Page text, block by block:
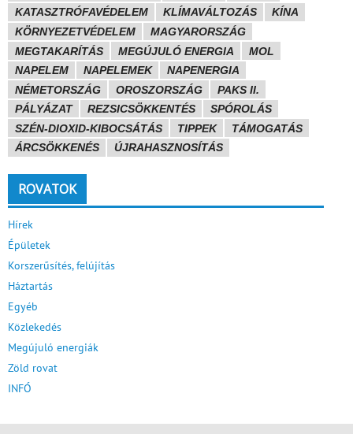
KATASZTRÓFAVÉDELEM
KLÍMAVÁLTOZÁS
KÍNA
KÖRNYEZETVÉDELEM
MAGYARORSZÁG
MEGTAKARÍTÁS
MEGÚJULÓ ENERGIA
MOL
NAPELEM
NAPELEMEK
NAPENERGIA
NÉMETORSZÁG
OROSZORSZÁG
PAKS II.
PÁLYÁZAT
REZSICSÖKKENTÉS
SPÓROLÁS
SZÉN-DIOXID-KIBOCSÁTÁS
TIPPEK
TÁMOGATÁS
ÁRCSÖKKENÉS
ÚJRAHASZNOSÍTÁS
ROVATOK
Hírek
Épületek
Korszerűsítés, felújítás
Háztartás
Egyéb
Közlekedés
Megújuló energiák
Zöld rovat
INFÓ